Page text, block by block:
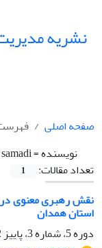
نشریه
صفحه اصلی
نویسنده =
تعداد مقالات:
1
نقش رهبری معنوی در
استان همدان
دوره 5، شماره 3، پاییز 1392، صفحه